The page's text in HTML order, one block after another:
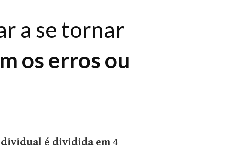
a se tornar
os erros ou
é dividida em 4